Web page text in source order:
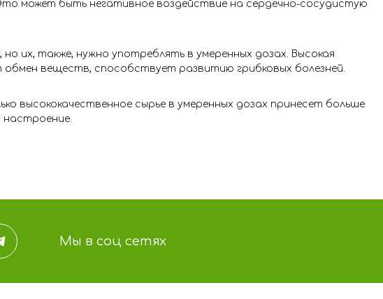
может быть негативное воздействие на сердечно-сосудистую
их, также, нужно употреблять в умеренных дозах. Высокая
веществ, способствует развитию грибковых болезней.
высококачественное сырье в умеренных дозах принесет больше
настроение.
Мы в соц сетях